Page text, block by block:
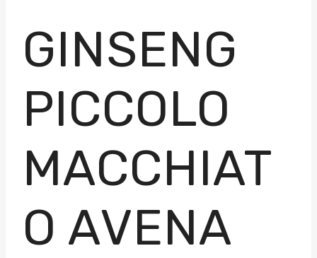
GINSENG
PICCOLO
MACCHIAT
O AVENA